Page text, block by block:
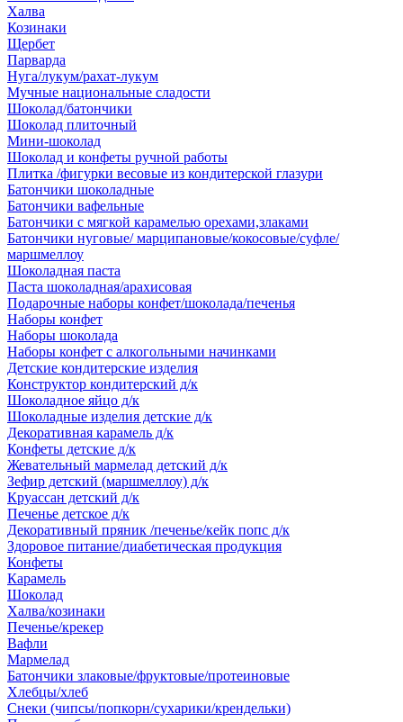
Халва
Козинаки
Щербет
Парварда
Нуга/лукум/рахат-лукум
Мучные национальные сладости
Шоколад/батончики
Шоколад плиточный
Мини-шоколад
Шоколад и конфеты ручной работы
Плитка /фигурки весовые из кондитерской глазури
Батончики шоколадные
Батончики вафельные
Батончики с мягкой карамелью орехами,злаками
Батончики нуговые/ марципановые/кокосовые/суфле/
маршмеллоу
Шоколадная паста
Паста шоколадная/арахисовая
Подарочные наборы конфет/шоколада/печенья
Наборы конфет
Наборы шоколада
Наборы конфет с алкогольными начинками
Детские кондитерские изделия
Конструктор кондитерский д/к
Шоколадное яйцо д/к
Шоколадные изделия детские д/к
Декоративная карамель д/к
Конфеты детские д/к
Жевательный мармелад детский д/к
Зефир детский (маршмеллоу) д/к
Круассан детский д/к
Печенье детское д/к
Декоративный пряник /печенье/кейк попс д/к
Здоровое питание/диабетическая продукция
Конфеты
Карамель
Шоколад
Халва/козинаки
Печенье/крекер
Вафли
Мармелад
Батончики злаковые/фруктовые/протеиновые
Хлебцы/хлеб
Снеки (чипсы/попкорн/сухарики/крендельки)